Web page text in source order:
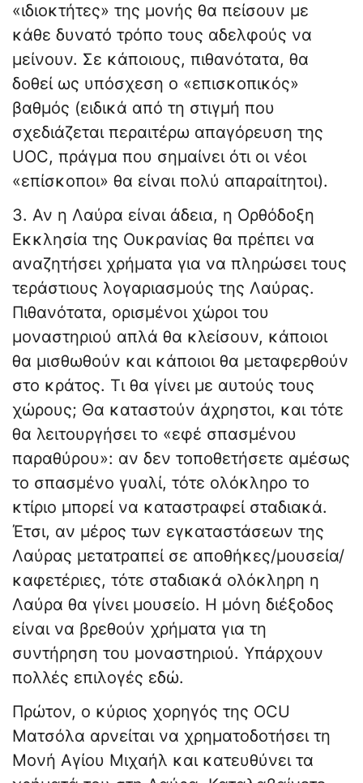
«ιδιοκτήτες» της μονής θα πείσουν με
κάθε δυνατό τρόπο τους αδελφούς να
μείνουν. Σε κάποιους, πιθανότατα, θα
δοθεί ως υπόσχεση ο «επισκοπικός»
βαθμός (ειδικά από τη στιγμή που
σχεδιάζεται περαιτέρω απαγόρευση της
UOC, πράγμα που σημαίνει ότι οι νέοι
«επίσκοποι» θα είναι πολύ απαραίτητοι).
3. Αν η Λαύρα είναι άδεια, η Ορθόδοξη
Εκκλησία της Ουκρανίας θα πρέπει να
αναζητήσει χρήματα για να πληρώσει τους
τεράστιους λογαριασμούς της Λαύρας.
Πιθανότατα, ορισμένοι χώροι του
μοναστηριού απλά θα κλείσουν, κάποιοι
θα μισθωθούν και κάποιοι θα μεταφερθούν
στο κράτος. Τι θα γίνει με αυτούς τους
χώρους; Θα καταστούν άχρηστοι, και τότε
θα λειτουργήσει το «εφέ σπασμένου
παραθύρου»: αν δεν τοποθετήσετε αμέσως
το σπασμένο γυαλί, τότε ολόκληρο το
κτίριο μπορεί να καταστραφεί σταδιακά.
Έτσι, αν μέρος των εγκαταστάσεων της
Λαύρας μετατραπεί σε αποθήκες/μουσεία/
καφετέριες, τότε σταδιακά ολόκληρη η
Λαύρα θα γίνει μουσείο. Η μόνη διέξοδος
είναι να βρεθούν χρήματα για τη
συντήρηση του μοναστηριού. Υπάρχουν
πολλές επιλογές εδώ.
Πρώτον, ο κύριος χορηγός της OCU
Ματσόλα αρνείται να χρηματοδοτήσει τη
Μονή Αγίου Μιχαήλ και κατευθύνει τα